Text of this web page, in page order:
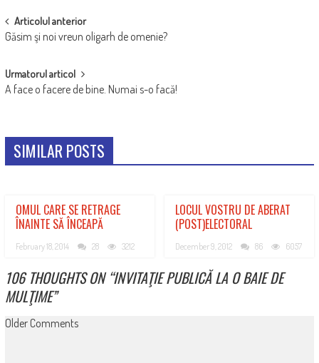
POST
NAVIGATION
Articolul anterior
Găsim şi noi vreun oligarh de omenie?
Urmatorul articol
A face o facere de bine. Numai s-o facă!
SIMILAR POSTS
OMUL CARE SE RETRAGE
ÎNAINTE SĂ ÎNCEAPĂ
February 18, 2014 28 3212
LOCUL VOSTRU DE ABERAT
(POST)ELECTORAL
December 9, 2012 86 6057
106 THOUGHTS ON “INVITAŢIE PUBLICĂ LA O BAIE DE
MULŢIME”
COMMENT
Older Comments